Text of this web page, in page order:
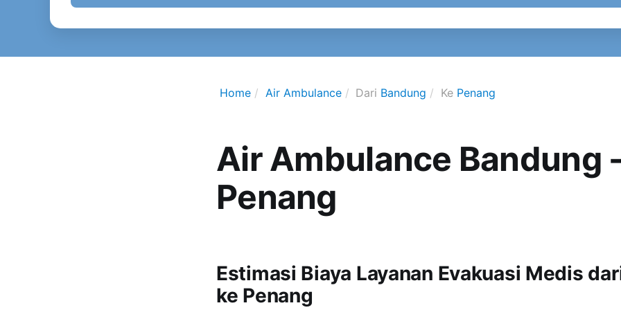
Home Air Ambulance Dari Bandung Ke Penang
Air Ambulance Bandung
Penang
Estimasi Biaya Layanan Evakuasi Medis
ke Penang